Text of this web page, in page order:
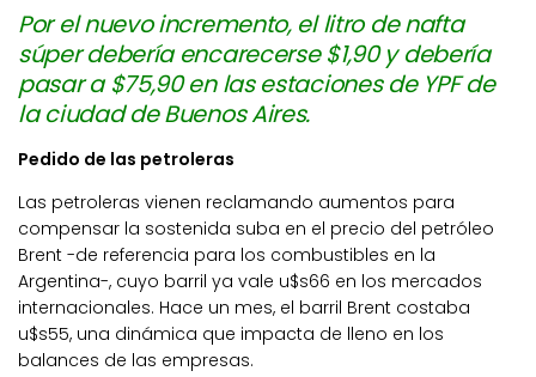
Por el nuevo incremento, el litro de nafta
súper debería encarecerse $1,90 y debería
pasar a $75,90 en las estaciones de YPF de
la ciudad de Buenos Aires.
Pedido de las petroleras
Las petroleras vienen reclamando aumentos para
compensar la sostenida suba en el precio del petróleo
Brent -de referencia para los combustibles en la
Argentina-, cuyo barril ya vale u$s66 en los mercados
internacionales. Hace un mes, el barril Brent costaba
u$s55, una dinámica que impacta de lleno en los
balances de las empresas.